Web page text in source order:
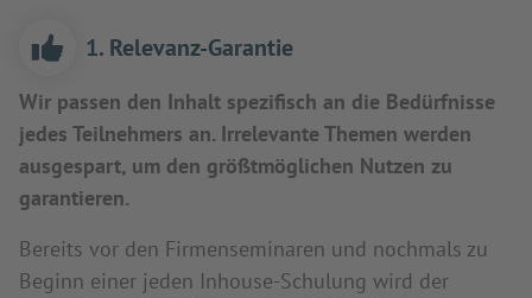
1. Relevanz-Garantie
Wir passen den Inhalt spezifisch an die Bedürfnisse
jedes Teilnehmers an. Irrelevante Themen werden
ausgespart, um den größtmöglichen Nutzen zu
garantieren.
Bereits vor den Firmenseminaren und nochmals zu
Beginn einer jeden Inhouse-Schulung wird der